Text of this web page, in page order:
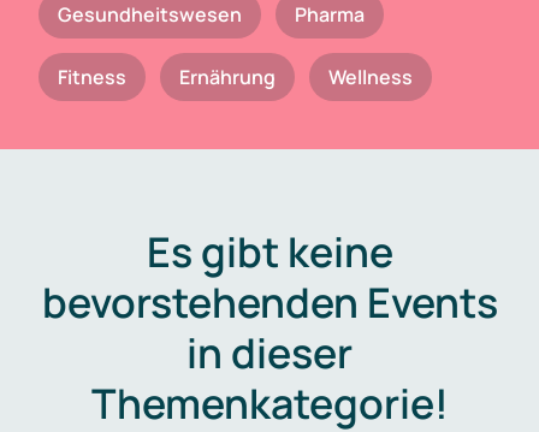
Gesundheitswesen Pharma
Fitness Ernährung Wellness
Es gibt keine
bevorstehenden Events
in dieser
Themenkategorie!